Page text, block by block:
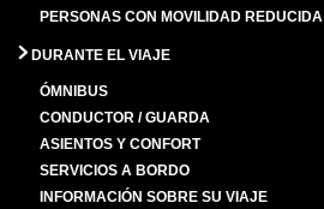
PERSONAS CON MOVILIDAD REDUCIDA
DURANTE EL VIAJE
ÓMNIBUS
CONDUCTOR / GUARDA
ASIENTOS Y CONFORT
SERVICIOS A BORDO
INFORMACIÓN SOBRE SU VIAJE